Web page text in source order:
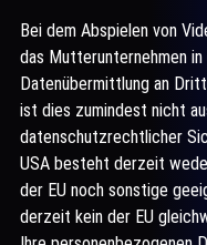
Bei dem Abspielen von
das Mutterunternehmen
Datenübermittlung an
ist dies zumindest nicht
datenschutzrechtlicher
USA besteht derzeit
der EU noch sonstige
derzeit kein der EU